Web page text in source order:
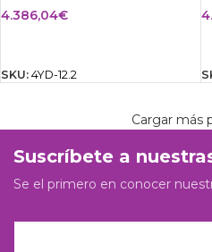
4.386,04€
SKU: 4YD-12.2
Cargar más
Suscríbete a
Se el primero en conocer